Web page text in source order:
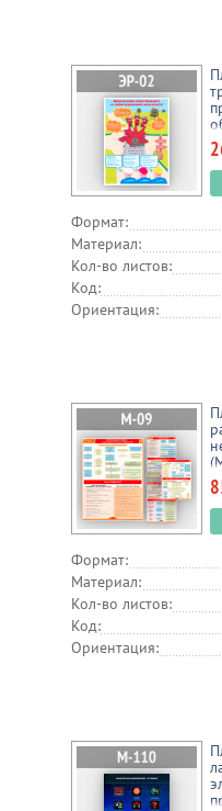
1
Формат:
Материал:
Кол-во листов:
Код:
Ориентация:
Формат:
Материал:
Кол-во листов:
Код:
Ориентация: